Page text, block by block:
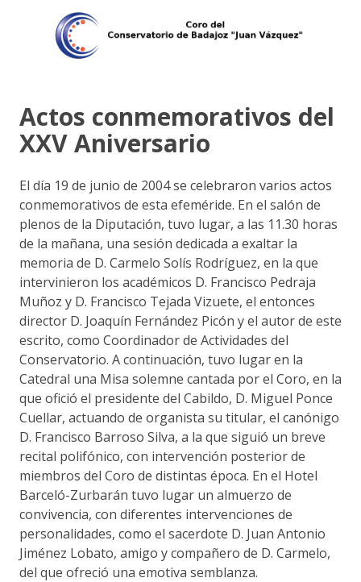
Actos conmemorativos del
XXV Aniversario
El día 19 de junio de 2004 se celebraron varios actos
conmemorativos de esta efeméride. En el salón de
plenos de la Diputación, tuvo lugar, a las 11.30 horas
de la mañana, una sesión dedicada a exaltar la
memoria de D. Carmelo Solís Rodríguez, en la que
intervinieron los académicos D. Francisco Pedraja
Muñoz y D. Francisco Tejada Vizuete, el entonces
director D. Joaquín Fernández Picón y el autor de este
escrito, como Coordinador de Actividades del
Conservatorio. A continuación, tuvo lugar en la
Catedral una Misa solemne cantada por el Coro, en la
que ofició el presidente del Cabildo, D. Miguel Ponce
Cuellar, actuando de organista su titular, el canónigo
D. Francisco Barroso Silva, a la que siguió un breve
recital polifónico, con intervención posterior de
miembros del Coro de distintas época. En el Hotel
Barceló-Zurbarán tuvo lugar un almuerzo de
convivencia, con diferentes intervenciones de
personalidades, como el sacerdote D. Juan Antonio
Jiménez Lobato, amigo y compañero de D. Carmelo,
del que ofreció una emotiva semblanza.